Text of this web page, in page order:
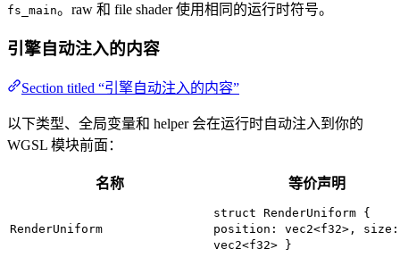
fs_main。raw 和 file shader 使用相同的运行时符号。
引擎自动注入的内容
Section titled “引擎自动注入的内容”
以下类型、全局变量和 helper 会在运行时自动注入到你的
WGSL 模块前面：
名称 等价声明
RenderUniform
struct RenderUniform {
position: vec2<f32>, size:
vec2<f32> }